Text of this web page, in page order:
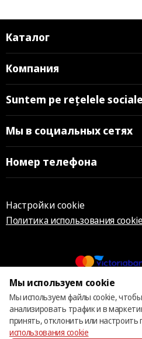
Каталог
Компания
Suntem pe rețelele sociale
Мы в социальных сетях
Номер телефона
Настройки cookie
Политика использования
© 2013 –
Мы используем cookie
Мы используем файлы cookie,
анализировать трафик и в
принять, отклонить или
использования cookie